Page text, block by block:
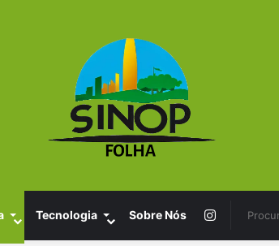
Tecnologia Sobre Nós Instagram